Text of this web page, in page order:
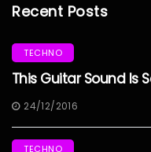
Recent Posts
TECHNO
This Guitar Sound Is
24/12/2016
TECHNO